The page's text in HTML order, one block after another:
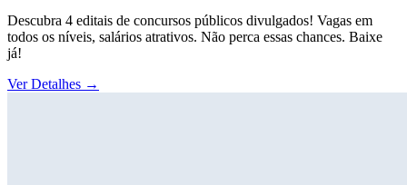
Descubra 4 editais de concursos públicos divulgados! Vagas em
todos os níveis, salários atrativos. Não perca essas chances. Baixe
já!
Ver Detalhes →